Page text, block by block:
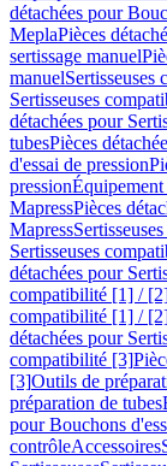
détachées pour
MeplaPièces
sertissage manuel
manuel
Sertisseuses
détachées pour
tubesPièces
d'essai de pression
pression
MapressPièces
Mapress
Sertisseuses
détachées pour
compatibilité [1] /
compatibilité [1] /
détachées pour
compatibilité [3]
[3]Outils de
préparation de tubes
pour Bouchons
contrôleAccessoires